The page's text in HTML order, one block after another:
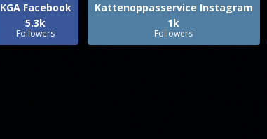
KGA Facebook
5.3k
Followers
Kattenoppasservice Instagram
1k
Followers